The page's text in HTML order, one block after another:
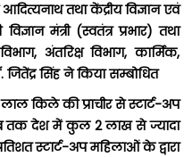
तथा केंद्रीय विज्ञान एवं
विज्ञान मंत्री (स्वतंत्र प्रभार) तथा
अंतरिक्ष विभाग, कार्मिक,
सिंह ने किया सम्बोधित
लाल किले की प्राचीर से स्टार्ट-अप
तक देश में कुल 2 लाख से ज्यादा
स्टार्ट-अप महिलाओं के द्वारा